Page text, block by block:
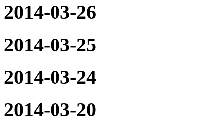
2014-03-26
2014-03-25
2014-03-24
2014-03-20